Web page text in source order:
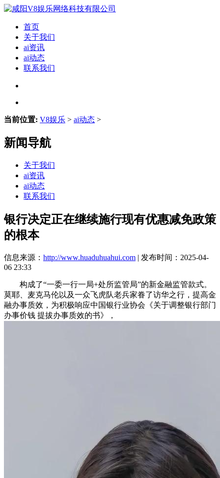
首页
关于我们
ai资讯
ai动态
联系我们
当前位置: V8娱乐 > ai动态 >
新闻导航
关于我们
ai资讯
ai动态
联系我们
银行决定正在继续施行现有优惠减免政策
的根本
信息来源： http://www.huaduhuahui.com | 发布时间：2025-04-
06 23:33
构成了“一委一行一局+处所监管局”的新金融监管款式。
莫耶、麦克马伦以及一众飞虎队老兵家眷了访华之行，提高金
融办事质效，为积极响应中国银行业协会《关于调整银行部门
办事价钱 提拔办事质效的书》，